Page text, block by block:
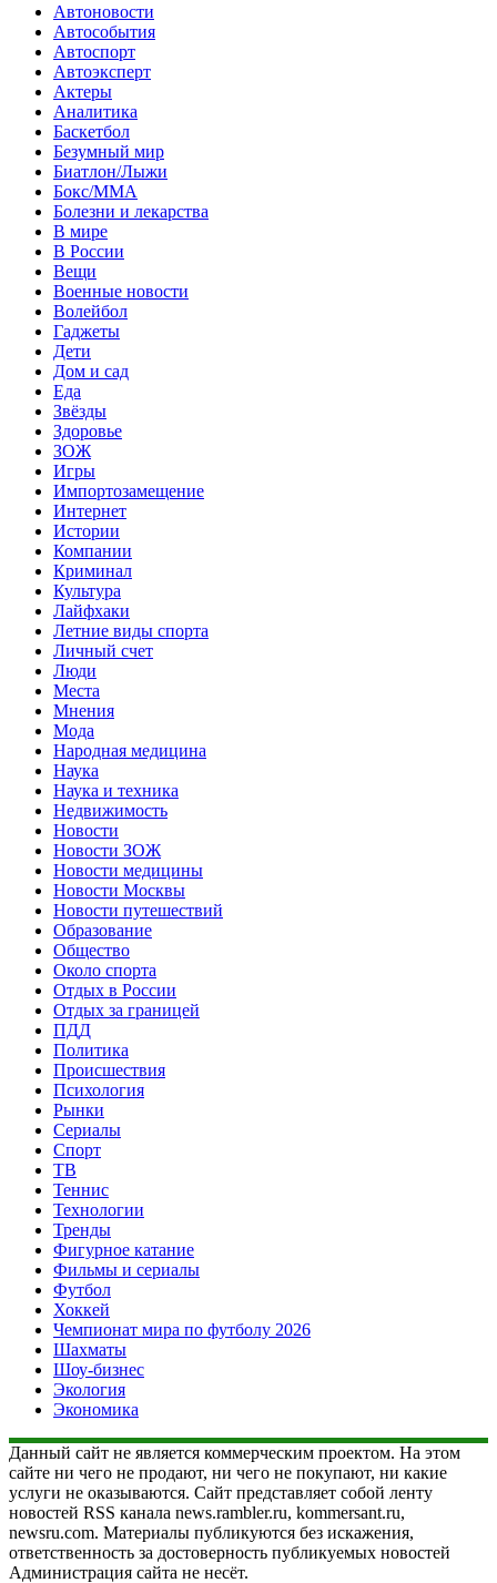
Автоновости
Автособытия
Автоспорт
Автоэксперт
Актеры
Аналитика
Баскетбол
Безумный мир
Биатлон/Лыжи
Бокс/MMA
Болезни и лекарства
В мире
В России
Вещи
Военные новости
Волейбол
Гаджеты
Дети
Дом и сад
Еда
Звёзды
Здоровье
ЗОЖ
Игры
Импортозамещение
Интернет
Истории
Компании
Криминал
Культура
Лайфхаки
Летние виды спорта
Личный счет
Люди
Места
Мнения
Мода
Народная медицина
Наука
Наука и техника
Недвижимость
Новости
Новости ЗОЖ
Новости медицины
Новости Москвы
Новости путешествий
Образование
Общество
Около спорта
Отдых в России
Отдых за границей
ПДД
Политика
Происшествия
Психология
Рынки
Сериалы
Спорт
ТВ
Теннис
Технологии
Тренды
Фигурное катание
Фильмы и сериалы
Футбол
Хоккей
Чемпионат мира по футболу 2026
Шахматы
Шоу-бизнес
Экология
Экономика
Данный сайт не является коммерческим проектом. На этом
сайте ни чего не продают, ни чего не покупают, ни какие
услуги не оказываются. Сайт представляет собой ленту
новостей RSS канала news.rambler.ru, kommersant.ru,
newsru.com. Материалы публикуются без искажения,
ответственность за достоверность публикуемых новостей
Администрация сайта не несёт.